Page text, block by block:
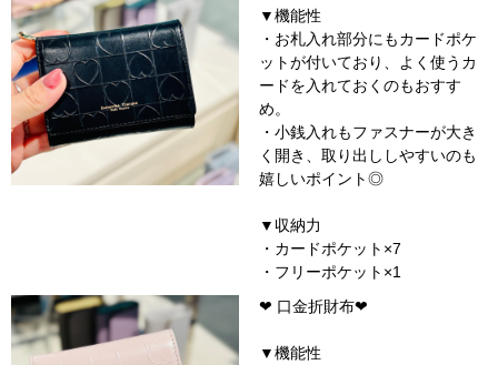
▼機能性
・お札入れ部分にもカードポケ
ットが付いており、よく使うカ
ードを入れておくのもおすす
め。
・小銭入れもファスナーが大き
く開き、取り出ししやすいのも
嬉しいポイント◎
▼収納力
・カードポケット×7
・フリーポケット×1
❤︎ 口金折財布❤︎
▼機能性